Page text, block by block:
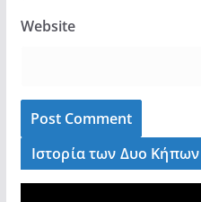
Website
Ιστορία των Δυο Κήπων